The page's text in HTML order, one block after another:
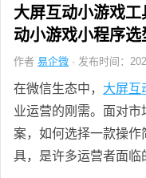
大屏互动小游戏
动小游戏小程序选
作者 易企微 · 发布时间：
在微信生态中， 大屏互
业运营的刚需。面对
案，如何选择一款操作
具，是许多运营者面临